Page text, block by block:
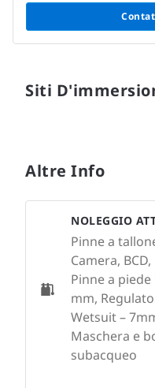
Siti
Altre Info
NOLEGGIO
Pinne a
Camera,
Pinne a
mm,
Wetsuit –
Maschera e
subacqueo